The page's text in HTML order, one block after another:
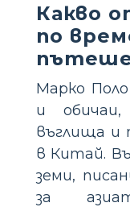
Какво
по
Марко
и
въглища и
в Китай.
земи,
за